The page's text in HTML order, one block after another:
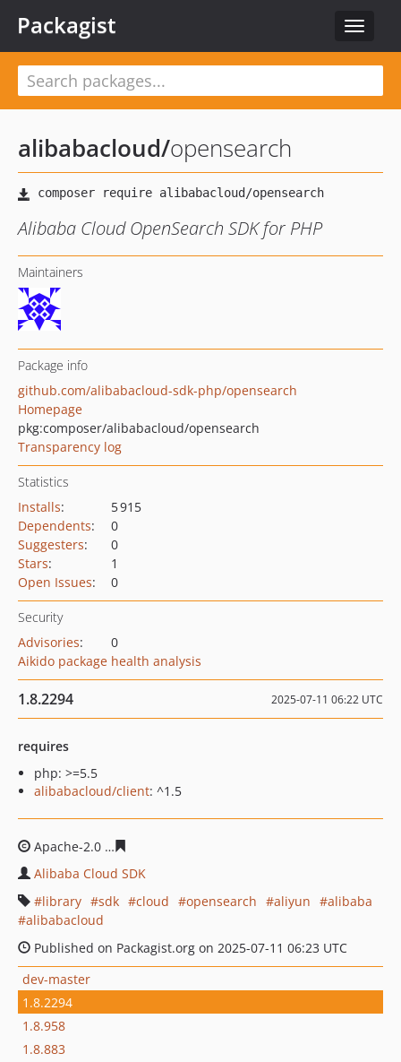
Toggle
Packagist
alibabacloud/opensearch
Alibaba Cloud OpenSearch SDK for PHP
Maintainers
Package info
github.com/alibabacloud-sdk-php/opensearch
Homepage
pkg:composer/alibabacloud/opensearch
Transparency log
Statistics
Installs:
5 915
Dependents:
0
Suggesters:
0
Stars:
1
Open Issues: 0
Security
Advisories:
0
Aikido package health analysis
1.8.2294 2025-07-11 06:22 UTC
requires
php: >=5.5
alibabacloud/client: ^1.5
Apache-2.0
Alibaba Cloud SDK
library
sdk cloud opensearch aliyun
alibaba
alibabacloud
Published on Packagist.org on 2025-07-11 06:23 UTC
dev-master
1.8.2294
1.8.958
1.8.883